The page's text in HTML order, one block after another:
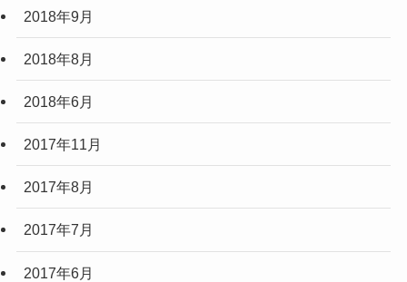
2018年9月
2018年8月
2018年6月
2017年11月
2017年8月
2017年7月
2017年6月